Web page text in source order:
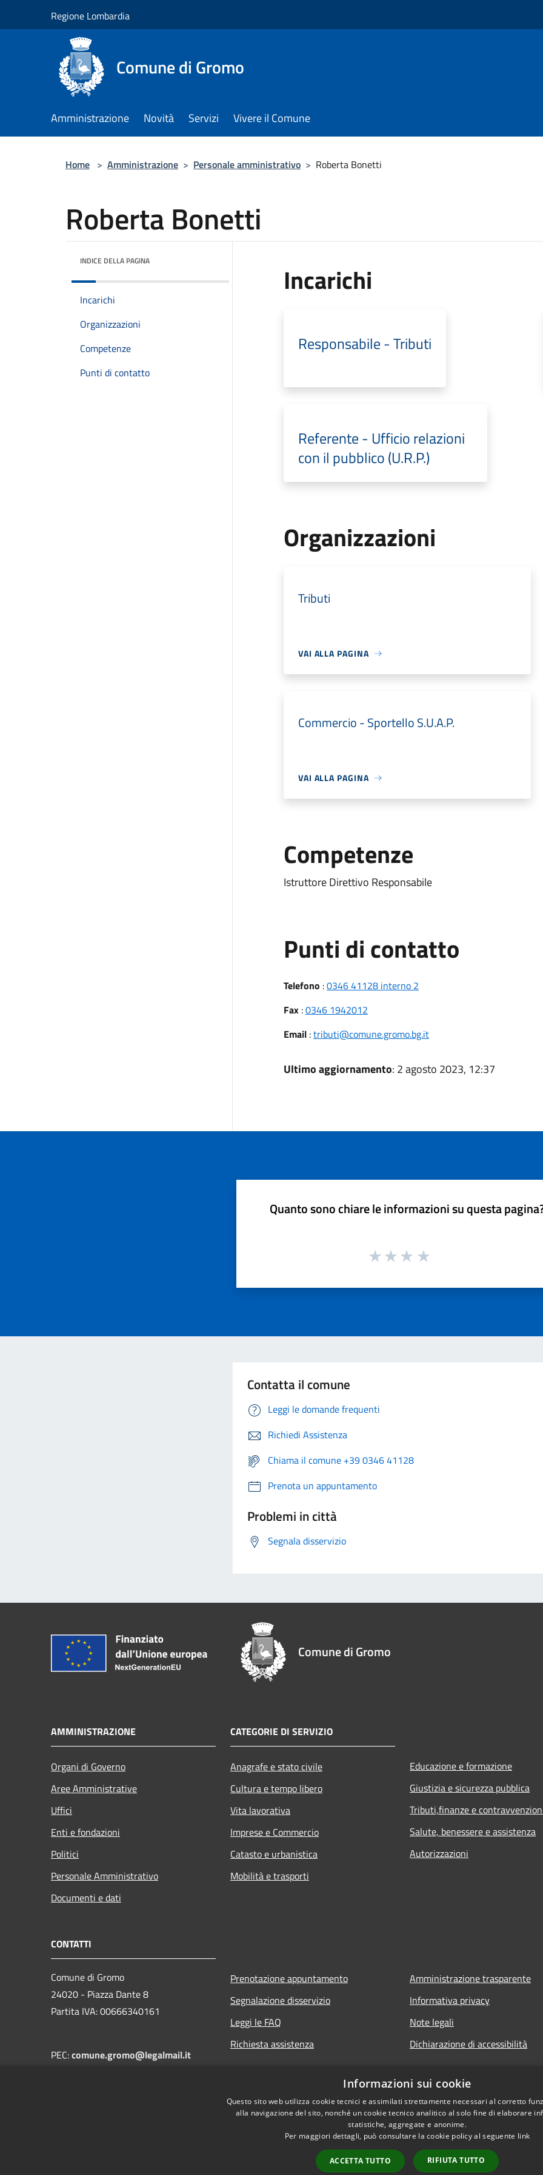
Regione Lombardia
Comune di Gromo
Amministrazione Novità Servizi Vivere il Comune
Home > Amministrazione > Personale amministrativo > Roberta Bonetti
Roberta Bonetti
INDICE DELLA PAGINA
Incarichi
Organizzazioni
Competenze
Punti di contatto
Incarichi
Responsabile - Tributi
Referente - Ufficio relazioni
con il pubblico (U.R.P.)
Organizzazioni
Tributi
VAI ALLA PAGINA
Commercio - Sportello S.U.A.P.
VAI ALLA PAGINA
Competenze
Istruttore Direttivo Responsabile
Punti di contatto
Telefono :0346 41128 interno 2
Fax:0346 1942012
Email:tributi@comune.gromo.bg.it
Ultimo aggiornamento: 2 agosto 2023, 12:37
Quanto sono chiare le informazioni su questa
Contatta il comune
Leggi le domande frequenti
Richiedi Assistenza
Chiama il comune +39 0346 41128
Prenota un appuntamento
Problemi in città
Segnala disservizio
Comune di Gromo
AMMINISTRAZIONE
Organi di Governo
Aree Amministrative
Uffici
Enti e fondazioni
Politici
Personale Amministrativo
Documenti e dati
CATEGORIE DI SERVIZIO
Anagrafe e stato civile
Cultura e tempo libero
Vita lavorativa
Imprese e Commercio
Catasto e urbanistica
Mobilità e trasporti
Educazione e formazione
Giustizia e sicurezza pubblica
Tributi,finanze e
Salute, benessere e assistenza
Autorizzazioni
CONTATTI
Comune di Gromo
24020 - Piazza Dante 8
Partita IVA: 00666340161
PEC:comune.gromo@legalmail.it
Prenotazione appuntamento
Segnalazione disservizio
Leggi le FAQ
Richiesta assistenza
Amministrazione trasparente
Informativa privacy
Note legali
Dichiarazione di accessibilità
Informazioni sui cookie
Questo sito web utilizza cookie tecnici e assimilati strettamente necessari al corretto
alla navigazione del sito, nonché un cookie tecnico analitico al solo fine di elaborare
statistiche, aggregate e anonime.
Per maggiori dettagli, può consultare la cookie policy al seguente link
ACCETTA TUTTO RIFIUTA TUTTO